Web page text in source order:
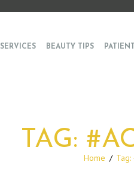
SERVICES BEAUTY TIPS
TAG:
Home Tag: